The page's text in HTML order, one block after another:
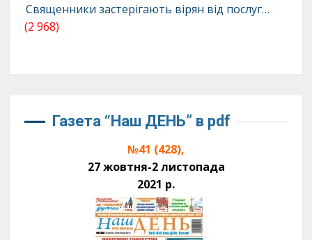
Священники застерігають вірян від послуг…
(2 968)
Газета “Наш ДЕНЬ” в pdf
№41 (428),
27 жовтня-2 листопада
2021 р.